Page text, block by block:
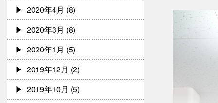
2020年4月 (8)
2020年3月 (8)
2020年1月 (5)
2019年12月 (2)
2019年10月 (5)